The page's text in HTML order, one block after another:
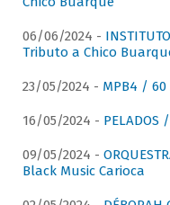
06/06/2024 -
Tributo a Chico
23/05/2024 - MPB4 / 60
16/05/2024 - PELADOS
09/05/2024 -
Black Music Carioca